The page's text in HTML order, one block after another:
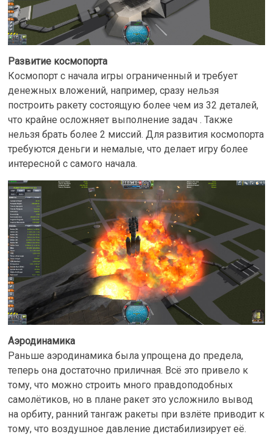
Развитие космопорта
Космопорт с начала игры ограниченный и требует
денежных вложений, например, сразу нельзя
построить ракету состоящую более чем из 32 деталей,
что крайне осложняет выполнение задач . Также
нельзя брать более 2 миссий. Для развития космопорта
требуются деньги и немалые, что делает игру более
интересной с самого начала.
Аэродинамика
Раньше аэродинамика была упрощена до предела,
теперь она достаточно приличная. Всё это привело к
тому, что можно строить много правдоподобных
самолётиков, но в плане ракет это усложнило вывод
на орбиту, ранний тангаж ракеты при взлёте приводит к
тому, что воздушное давление дистабилизирует её.